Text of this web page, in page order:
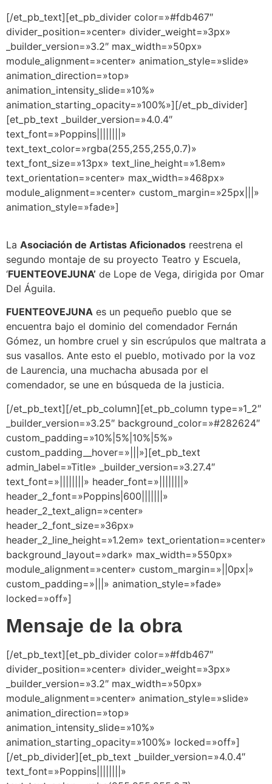
[/et_pb_text][et_pb_divider color=»#fdb467″
divider_position=»center» divider_weight=»3px»
_builder_version=»3.2″ max_width=»50px»
module_alignment=»center» animation_style=»slide»
animation_direction=»top»
animation_intensity_slide=»10%»
animation_starting_opacity=»100%»][/et_pb_divider]
[et_pb_text _builder_version=»4.0.4″
text_font=»Poppins||||||||»
text_text_color=»rgba(255,255,255,0.7)»
text_font_size=»13px» text_line_height=»1.8em»
text_orientation=»center» max_width=»468px»
module_alignment=»center» custom_margin=»25px|||»
animation_style=»fade»]
La Asociación de Artistas Aficionados reestrena el
segundo montaje de su proyecto Teatro y Escuela,
‘FUENTEOVEJUNA’ de Lope de Vega, dirigida por Omar
Del Águila.
FUENTEOVEJUNA es un pequeño pueblo que se
encuentra bajo el dominio del comendador Fernán
Gómez, un hombre cruel y sin escrúpulos que maltrata a
sus vasallos. Ante esto el pueblo, motivado por la voz
de Laurencia, una muchacha abusada por el
comendador, se une en búsqueda de la justicia.
[/et_pb_text][/et_pb_column][et_pb_column type=»1_2″
_builder_version=»3.25″ background_color=»#282624″
custom_padding=»10%|5%|10%|5%»
custom_padding__hover=»|||»][et_pb_text
admin_label=»Title» _builder_version=»3.27.4″
text_font=»||||||||» header_font=»||||||||»
header_2_font=»Poppins|600|||||||»
header_2_text_align=»center»
header_2_font_size=»36px»
header_2_line_height=»1.2em» text_orientation=»center»
background_layout=»dark» max_width=»550px»
module_alignment=»center» custom_margin=»||0px|»
custom_padding=»|||» animation_style=»fade»
locked=»off»]
Mensaje de la obra
[/et_pb_text][et_pb_divider color=»#fdb467″
divider_position=»center» divider_weight=»3px»
_builder_version=»3.2″ max_width=»50px»
module_alignment=»center» animation_style=»slide»
animation_direction=»top»
animation_intensity_slide=»10%»
animation_starting_opacity=»100%» locked=»off»]
[/et_pb_divider][et_pb_text _builder_version=»4.0.4″
text_font=»Poppins||||||||»